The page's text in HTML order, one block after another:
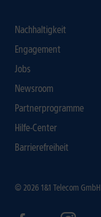
Nachhaltigkeit
Engagement
Jobs
Newsroom
Partnerprogramme
Hilfe-Center
Barrierefreiheit
© 2026 1&1 Telecom GmbH